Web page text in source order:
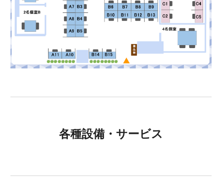
各種設備・サービス